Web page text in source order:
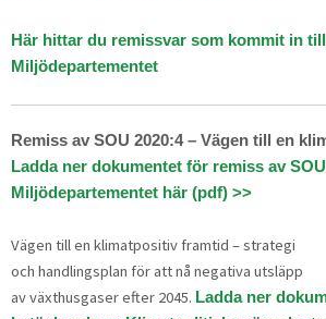
Här hittar du remissvar som kommit in till
Miljödepartementet
Remiss av SOU 2020:4 – Vägen till en
Ladda ner dokumentet för remiss av
Miljödepartementet här (pdf) >>
Vägen till en klimatpositiv framtid – strategi
och handlingsplan för att nå negativa utsläpp
av växthusgaser efter 2045. Ladda ner